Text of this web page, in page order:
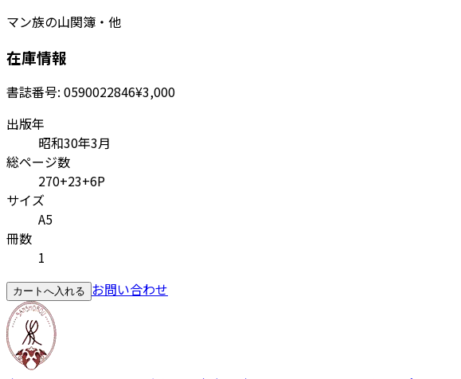
マン族の山関簿・他
在庫情報
書誌番号: 0590022846¥3,000
出版年
昭和30年3月
総ページ数
270+23+6P
サイズ
A5
冊数
1
カートへ入れる お問い合わせ